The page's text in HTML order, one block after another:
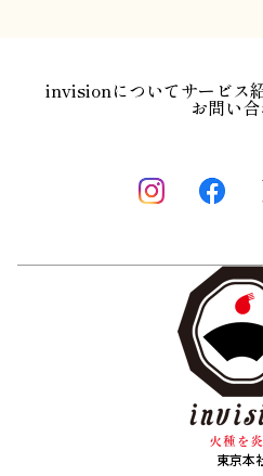
invisionについてサービス
お問い
東京本